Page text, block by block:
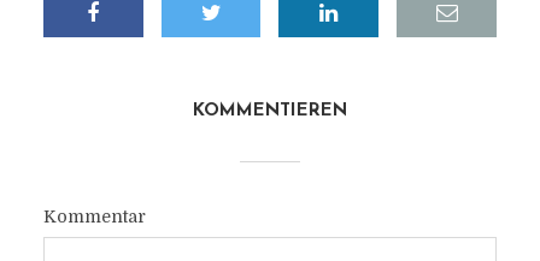
KOMMENTIEREN
Kommentar